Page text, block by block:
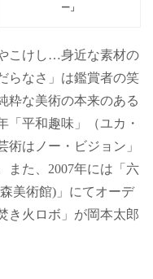
ー」
こけし…身近な素材の
らなさ」は鑑賞者の笑
粋な美術の本来のある
「平和趣味」（ユカ・
術はノー・ビジョン」
また、2007年には「六
美術館)」にてオーデ
き火ロボ」が岡本太郎